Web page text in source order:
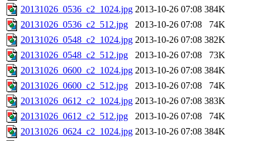
20131026_0536_c2_1024.jpg 2013-10-26 07:08 384K
20131026_0536_c2_512.jpg
2013-10-26 07:08
74K
20131026_0548_c2_1024.jpg 2013-10-26 07:08 382K
20131026_0548_c2_512.jpg
2013-10-26 07:08
73K
20131026_0600_c2_1024.jpg 2013-10-26 07:08 384K
20131026_0600_c2_512.jpg
2013-10-26 07:08
74K
20131026_0612_c2_1024.jpg 2013-10-26 07:08 383K
20131026_0612_c2_512.jpg
2013-10-26 07:08
74K
20131026_0624_c2_1024.jpg 2013-10-26 07:08 384K